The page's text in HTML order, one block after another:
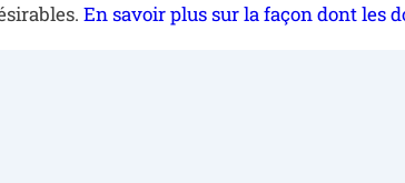
En savoir plus sur la façon dont les